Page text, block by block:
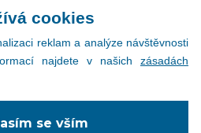
cookies
reklam a analýze návštěvnosti
najdete v našich zásadách
se vším
© 2026